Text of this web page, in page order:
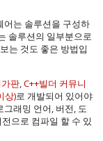
어는 솔루션을 구성하
솔루션의 일부분으로
는 것도 좋은 방법입
판,C++빌더 커뮤니
상)로 개발되어 있어야
래밍 언어, 버전, 도
으로 컴파일 할 수 있